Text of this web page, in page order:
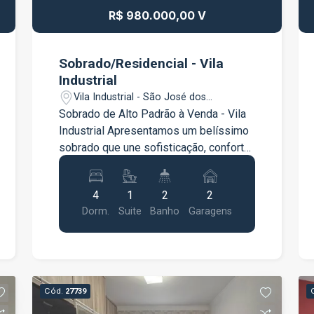
R$ 980.000,00 V
Sobrado/Residencial - Vila
Industrial
Vila Industrial - São José dos
Campos/SP
Sobrado de Alto Padrão à Venda - Vila
Industrial Apresentamos um belíssimo
sobrado que une sofisticação, conforto
e acabamento impecável. Projetado
com materiais de alta qualidade e um
design moderno, este imóvel é ideal
para quem busca exclusividade e
qualidade de vida em uma excelente
com excelente iluminação natural
Cozinha americana integrada Banheiro
4
Dorm.
1
Suite
2
Banho
2
Garagens
Cód. 27739